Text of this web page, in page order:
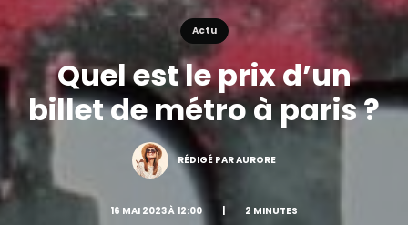
Actu
Quel est le prix d’un
billet de métro à paris ?
RÉDIGÉ PAR AURORE
16 MAI 2023 À 12:00 | 2 MINUTES